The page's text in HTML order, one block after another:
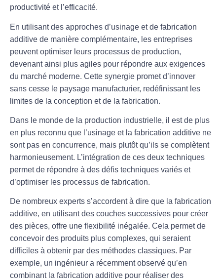
productivité et l’efficacité.
En utilisant des approches d’usinage et de fabrication
additive de manière complémentaire, les entreprises
peuvent optimiser leurs processus de production,
devenant ainsi plus agiles pour répondre aux exigences
du marché moderne. Cette synergie promet d’innover
sans cesse le paysage manufacturier, redéfinissant les
limites de la conception et de la fabrication.
Dans le monde de la production industrielle, il est de plus
en plus reconnu que l’usinage et la fabrication additive ne
sont pas en concurrence, mais plutôt qu’ils se complètent
harmonieusement. L’intégration de ces deux techniques
permet de répondre à des défis techniques variés et
d’optimiser les processus de fabrication.
De nombreux experts s’accordent à dire que la fabrication
additive, en utilisant des couches successives pour créer
des pièces, offre une flexibilité inégalée. Cela permet de
concevoir des produits plus complexes, qui seraient
difficiles à obtenir par des méthodes classiques. Par
exemple, un ingénieur a récemment observé qu’en
combinant la fabrication additive pour réaliser des